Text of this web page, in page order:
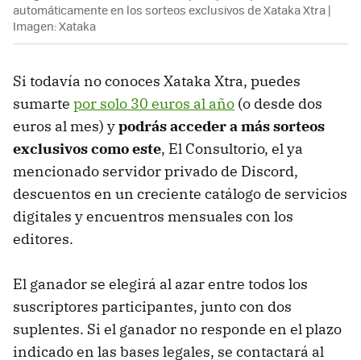
automáticamente en los sorteos exclusivos de Xataka Xtra |
Imagen: Xataka
Si todavía no conoces Xataka Xtra, puedes
sumarte por solo 30 euros al año (o desde dos
euros al mes) ypodrás acceder a más sorteos
exclusivos como este, El Consultorio, el ya
mencionado servidor privado de Discord,
descuentos en un creciente catálogo de servicios
digitales y encuentros mensuales con los
editores.
El ganador se elegirá al azar entre todos los
suscriptores participantes, junto con dos
suplentes. Si el ganador no responde en el plazo
indicado en las bases legales, se contactará al